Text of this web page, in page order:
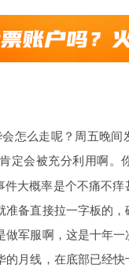
会怎么走呢？周五晚
定会被充分利用啊。
大概率是个不痛不
备直接拉一字板的
军服啊，这是十年
月线，在底部已经